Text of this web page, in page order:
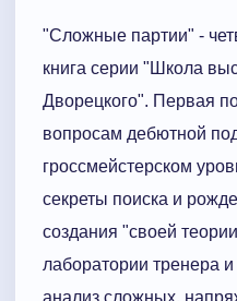
"Сложные партии" -
книга серии "Школа
Дворецкого". Первая
вопросам дебютной
гроссмейстерском
секреты поиска и
создания "своей
лаборатории тренера
анализ сложных,